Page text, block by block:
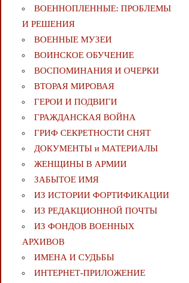
ВОЕННОПЛЕННЫЕ: ПРОБЛЕМЫ
И РЕШЕНИЯ
ВОЕННЫЕ МУЗЕИ
ВОИНСКОЕ ОБУЧЕНИЕ
ВОСПОМИНАНИЯ И ОЧЕРКИ
ВТОРАЯ МИРОВАЯ
ГЕРОИ И ПОДВИГИ
ГРАЖДАНСКАЯ ВОЙНА
ГРИФ СЕКРЕТНОСТИ СНЯТ
ДОКУМЕНТЫ и МАТЕРИАЛЫ
ЖЕНЩИНЫ В АРМИИ
ЗАБЫТОЕ ИМЯ
ИЗ ИСТОРИИ ФОРТИФИКАЦИИ
ИЗ РЕДАКЦИОННОЙ ПОЧТЫ
ИЗ ФОНДОВ ВОЕННЫХ
АРХИВОВ
ИМЕНА И СУДЬБЫ
ИНТЕРНЕТ-ПРИЛОЖЕНИЕ